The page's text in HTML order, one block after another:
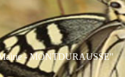
- MONTDURAUSSE"